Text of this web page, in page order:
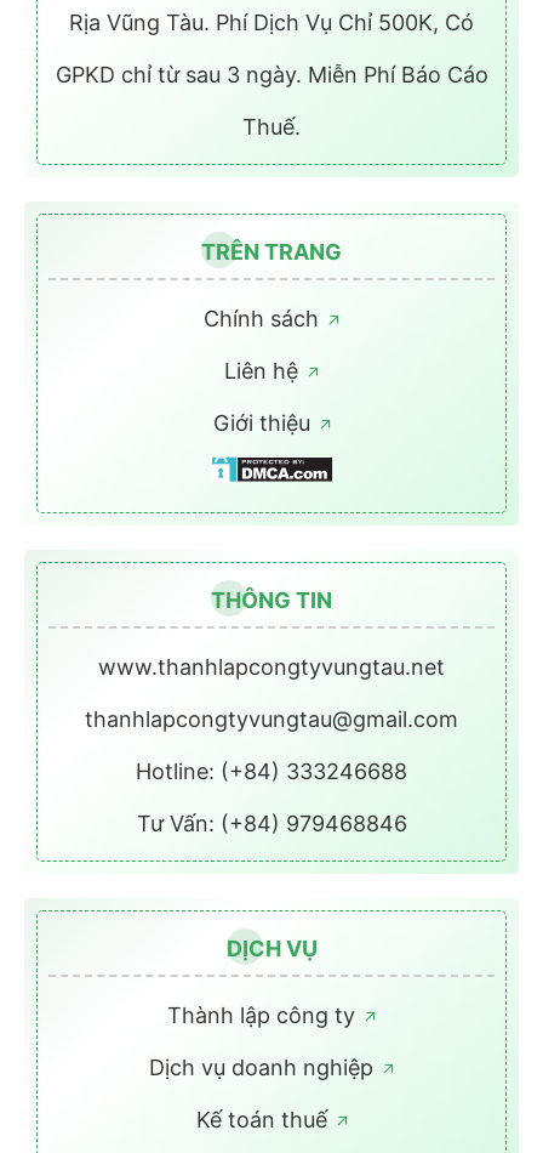
Rịa Vũng Tàu. Phí Dịch Vụ Chỉ 500K, Có
GPKD chỉ từ sau 3 ngày. Miễn Phí Báo Cáo
Thuế.
TRÊN TRANG
Chính sách
Liên hệ
Giới thiệu
THÔNG TIN
www.thanhlapcongtyvungtau.net
thanhlapcongtyvungtau@gmail.com
Hotline: (+84) 333246688
Tư Vấn: (+84) 979468846
DỊCH VỤ
Thành lập công ty
Dịch vụ doanh nghiệp
Kế toán thuế